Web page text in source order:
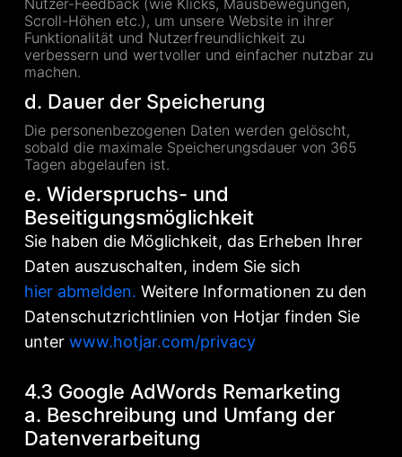
Nutzer-Feedback (wie Klicks, Mausbewegungen,
Scroll-Höhen etc.), um unsere Website in ihrer
Funktionalität und Nutzerfreundlichkeit zu
verbessern und wertvoller und einfacher nutzbar zu
machen.
d. Dauer der Speicherung
Die personenbezogenen Daten werden gelöscht,
sobald die maximale Speicherungsdauer von 365
Tagen abgelaufen ist.
e. Widerspruchs- und
Beseitigungsmöglichkeit
Sie haben die Möglichkeit, das Erheben Ihrer
Daten auszuschalten, indem Sie sich
hier abmelden. Weitere Informationen zu den
Datenschutzrichtlinien von Hotjar finden Sie
unter www.hotjar.com/privacy
4.3 Google AdWords Remarketing
a. Beschreibung und Umfang der
Datenverarbeitung